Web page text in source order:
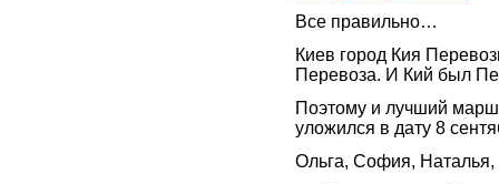
Все правильно…
Киев город Кия
Перевоза. И Кий был
Поэтому и лучший
уложился в дату 8
Ольга, София,